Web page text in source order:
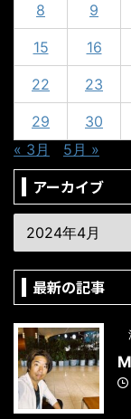
8 9
15 16
22 23
29
30
« 3月
5月 »
アーカイブ
最新の記事